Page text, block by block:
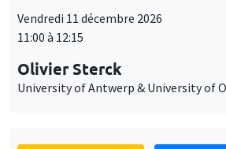
Vendredi 11 décembre 2026
11:00 à 12:15
Olivier Sterck
University of Antwerp & University of